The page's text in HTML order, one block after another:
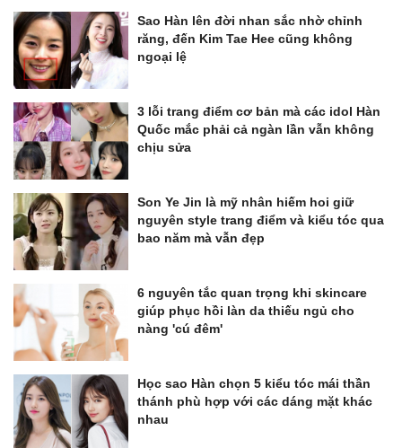
Sao Hàn lên đời nhan sắc nhờ chỉnh
răng, đến Kim Tae Hee cũng không
ngoại lệ
3 lỗi trang điểm cơ bản mà các idol Hàn
Quốc mắc phải cả ngàn lần vẫn không
chịu sửa
Son Ye Jin là mỹ nhân hiếm hoi giữ
nguyên style trang điểm và kiểu tóc qua
bao năm mà vẫn đẹp
6 nguyên tắc quan trọng khi skincare
giúp phục hồi làn da thiếu ngủ cho
nàng 'cú đêm'
Học sao Hàn chọn 5 kiểu tóc mái thần
thánh phù hợp với các dáng mặt khác
nhau